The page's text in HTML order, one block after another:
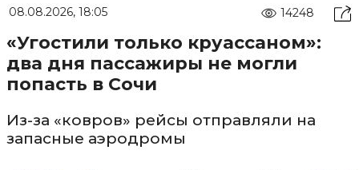
08.08.2026, 18:05 14248
«Угостили только круассаном»:
два дня пассажиры не могли
попасть в Сочи
Из-за «ковров» рейсы отправляли на
запасные аэродромы